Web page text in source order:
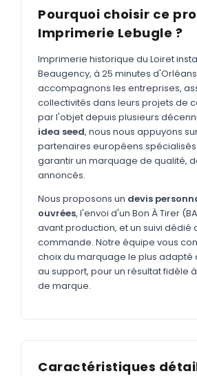
Polos
Sweatshirts Nouveau
GOODIES
Catalogue complet Nouveau
Bureau & écriture
Sacs & voyages
Verres & déjeuner
Vêtements
Outils & porte-clés
Cuisine
Pourquoi choisir ce
Imprimerie Lebugle ?
Imprimerie historique du Loiret
Beaugency, à 25 minutes
accompagnons les entreprises,
collectivités dans leurs projets de
par l'objet depuis plusieurs
idea seed, nous nous appuyons
partenaires européens
garantir un marquage de qualité,
annoncés.
Nous proposons un devis
ouvrées, l'envoi d'un Bon À Tirer
avant production, et un suivi dédié
commande. Notre équipe vous
choix du marquage le plus adapté
au support, pour un résultat fidèle
de marque.
Caractéristiques